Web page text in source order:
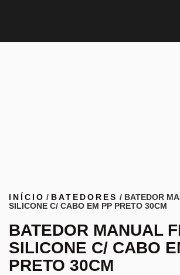
INÍCIO / BATEDORES / BATEDOR
SILICONE C/ CABO EM PP PRETO 30CM
BATEDOR MANUAL
SILICONE C/ CABO
PRETO 30CM